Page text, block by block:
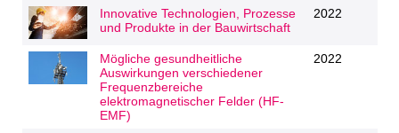
Innovative Technologien, Prozesse
und Produkte in der Bauwirtschaft
2022
Mögliche gesundheitliche
Auswirkungen verschiedener
Frequenzbereiche
elektromagnetischer Felder (HF-
EMF)
2022